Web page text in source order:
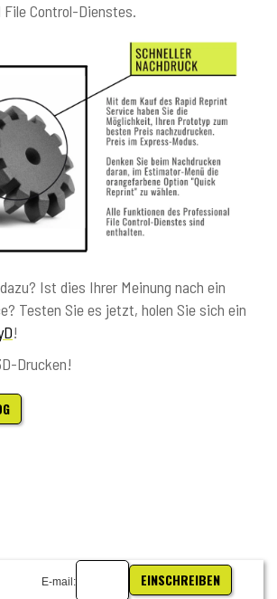
Control-Dienstes.
Ist dies Ihrer Meinung nach ein
Testen Sie es jetzt, holen Sie sich ein
!
Drucken!
E-mail: EINSCHREIBEN